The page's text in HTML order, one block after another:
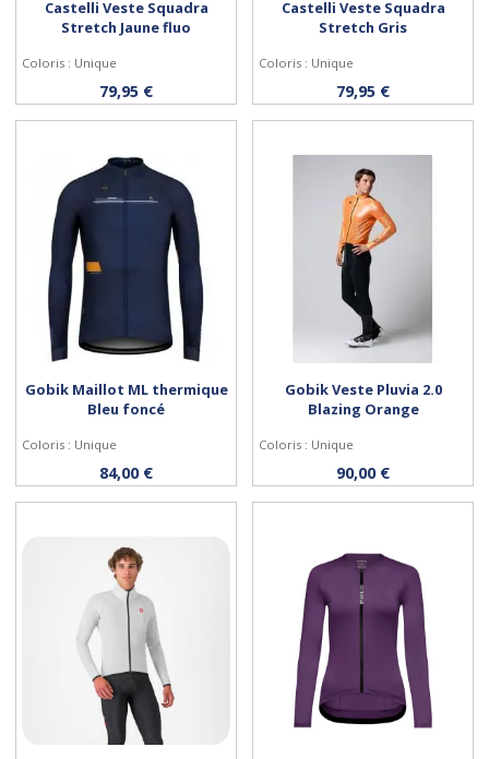
Personnaliser
Castelli Veste Squadra
Stretch Jaune fluo
Coloris : Unique
79,95 € Personnaliser
Castelli Veste Squadra
Stretch Gris
Coloris : Unique
79,95 €
Personnaliser
Gobik Maillot ML thermique
Bleu foncé
Coloris : Unique
84,00 € Personnaliser
Gobik Veste Pluvia 2.0
Blazing Orange
Coloris : Unique
90,00 €